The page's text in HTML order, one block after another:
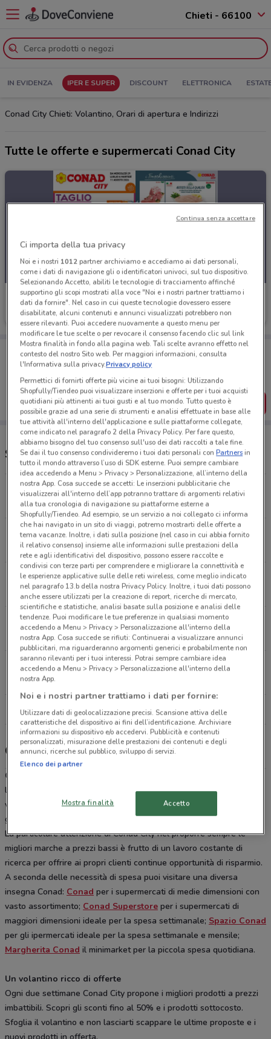
Chieti - 66100
IN EVIDENZA IPER E SUPER DISCOUNT ELETTRONICA
Conad City Chieti: Volantino, Orari di apertura e Indirizzi
Tutte le offerte e supermercati Conad City
Conad City
Scade martedì
Porta DoveConviene sempre con te!
Puoi trovare le migliori offerte dei negozi vicino a te,
salvarle e creare la tua lista del risparmio, comodamente
dal tuo cellulare.
SCARICA L’APP
Supermercati e orari Conad City
Via Della Liberazione, 80 Chieti
930 m
CHIUSO
Via Don Morosini, 104 Tollo
12.6 km
CHIUSO
Corso Umberto, 532 Montesilvano
16.4 km
CHIUSO
Via Caldari Stazione, 12 Ortona
17 km
CHIUSO
Piazza San Pietro Snc Atri
29.7 km
Tutti i negozi Conad City
Conad City - volantino, offerte e carta Conad
Conad City
la garanzia di qualità del marchio Conad alla comodità della spesa
vicino casa creando il supermercato di quartiere e per la spesa
giornaliera ideale.
La particolare attenzione di Conad City nel proporre sempre le
migliori marche a prezzi bassi è frutto di un lavoro costante di
ricerca per offrire ai propri clienti continue opportunità di risparmio.
A seconda delle necessità di spesa puoi visitare una diversa
insegna Conad: Conad per i supermercati di medie dimensioni con
vasto assortimento; Conad Superstore per i supermercati di
maggiori dimensioni ideale per la spesa settimanale; Spazio Conad
per gli ipermercati ideale per la spesa settimanale e mensile;
Margherita Conad il minimarket per la piccola spesa quotidiana.
Un volantino ricco di offerte
Ogni due settimane Conad City propone i migliori prodotti a prezzi
imbattibili. Scopri gli sconti fino al 50% e i prodotti sottocosto.
Sfoglia il volantino e non lasciarti scappare le ultime proposte e i
Ci importa della tua privacy
Noi e i nostri 1012partner archiviamo e accediamo ai dati personali,
come i dati di navigazione gli o identificatori univoci, sul tuo dispositivo.
Selezionando Accetto, abiliti le tecnologie di tracciamento affinché
supportino gli scopi mostrati alla voce "Noi e i nostri partner trattiamo i
dati da fornire". Nel caso in cui queste tecnologie dovessero essere
disabilitate, alcuni contenuti e annunci visualizzati potrebbero non
essere rilevanti. Puoi accedere nuovamente a questo menu per
modificare le tue scelte o per revocare il consenso facendo clic sul link
Mostra finalità in fondo alla pagina web. Tali scelte avranno effetto nel
contesto del nostro Sito web. Per maggiori informazioni, consulta
l'Informativa sulla privacy.Privacy policy
Permettici di fornirti offerte più vicine ai tuoi bisogni: Utilizzando
Shopfully/Tiendeo puoi visualizzare inserzioni e offerte per i tuoi acquisti
quotidiani più attinenti ai tuoi gusti e al tuo mondo. Tutto questo è
possibile grazie ad una serie di strumenti e analisi effettuate in base alle
tue attività all'interno dell'applicazione e sulle piattaforme collegate,
come indicato nel paragrafo 2 della Privacy Policy. Per fare questo,
abbiamo bisogno del tuo consenso sull'uso dei dati raccolti a tale fine.
Se dai il tuo consenso condivideremo i tuoi dati personali conPartnersin
tutto il mondo attraverso l’uso di SDK esterne. Puoi sempre cambiare
idea accedendo a Menu > Privacy > Personalizzazione, all’interno della
nostra App. Cosa succede se accetti: Le inserzioni pubblicitarie che
visualizzerai all'interno dell’app potranno trattare di argomenti relativi
alla tua cronologia di navigazione su piattaforme esterne a
Shopfully/Tiendeo. Ad esempio, se un servizio a noi collegato ci informa
che hai navigato in un sito di viaggi, potremo mostrarti delle offerte a
tema vacanze. Inoltre, i dati sulla posizione (nel caso in cui abbia fornito
il relativo consenso) insieme alle informazioni sulle prestazioni della
rete e agli identificativi del dispositivo, possono essere raccolte e
condivisi con terze parti per comprendere e migliorare la connettività e
le esperienze applicative sulle delle reti wireless, come meglio indicato
nel paragrafo 13.b della nostra Privacy Policy. Inoltre, i tuoi dati possono
anche essere utilizzati per la creazione di report, ricerche di mercato,
scientifiche e statistiche, analisi basate sulla posizione e analisi delle
tendenze. Puoi modificare le tue preferenze in qualsiasi momento
accedendo a Menu > Privacy > Personalizzazione all'interno della
nostra App. Cosa succede se rifiuti: Continuerai a visualizzare annunci
pubblicitari, ma riguarderanno argomenti generici e probabilmente non
saranno rilevanti per i tuoi interessi. Potrai sempre cambiare idea
accedendo a Menu > Privacy > Personalizzazione all'interno della
nostra App.
Noi e i nostri partner trattiamo i dati per fornire:
Utilizzare dati di geolocalizzazione precisi. Scansione attiva delle
caratteristiche del dispositivo ai fini dell’identificazione. Archiviare
informazioni su dispositivo e/o accedervi. Pubblicità e contenuti
personalizzati, misurazione delle prestazioni dei contenuti e degli
annunci, ricerche sul pubblico, sviluppo di servizi.
Elenco dei partner
Mostra finalità Accetto
Continua senza accettare